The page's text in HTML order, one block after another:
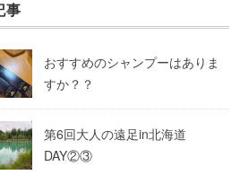
事
おすすめのシャンプーはありま
すか？？
第6回大人の遠足in北海道
DAY②③